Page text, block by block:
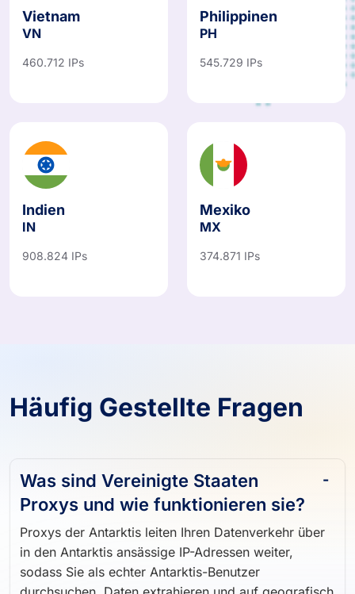
Vietnam
VN
460.712 IPs
Philippinen
PH
545.729 IPs
Indien
IN
908.824 IPs
Mexiko
MX
374.871 IPs
Häufig Gestellte Fragen
Was sind Vereinigte Staaten
Proxys und wie funktionieren sie?
Proxys der Antarktis leiten Ihren Datenverkehr über
in den Antarktis ansässige IP-Adressen weiter,
sodass Sie als echter Antarktis-Benutzer
durchsuchen, Daten extrahieren und auf geografisch